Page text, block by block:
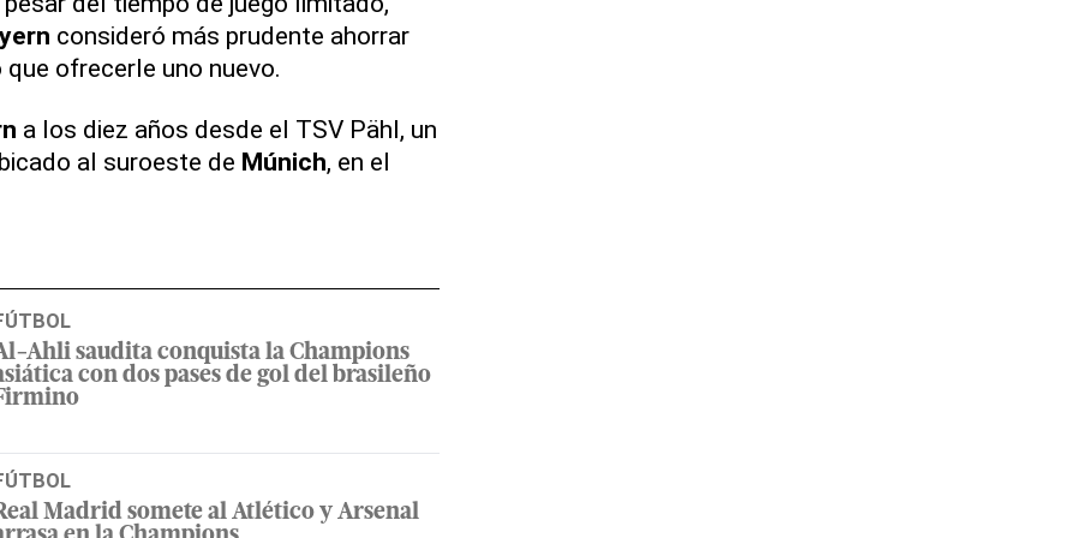
consideró más prudente ahorrar
ofrecerle uno nuevo.
a los diez años desde el TSV Pähl, un
al suroeste de Múnich, en el
Ahli saudita conquista la Champions
con dos pases de gol del brasileño
Madrid somete al Atlético y Arsenal